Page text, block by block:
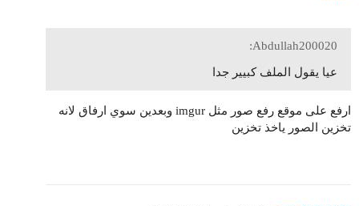
Abdullah200020:
عيا يقول الملف كبيير جدا
ارفع على موقع رفع صور مثل imgur وبعدين سوي ارفاق لانه
تخزين الصور ياخذ تخزين